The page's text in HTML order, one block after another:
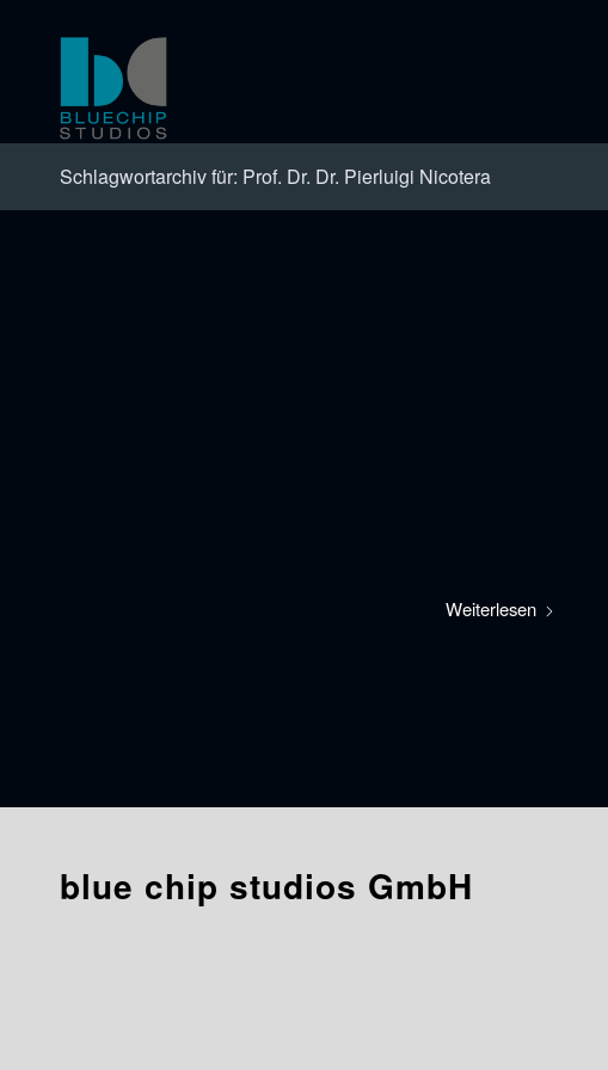
Schlagwortarchiv für: Prof. Dr. Dr. Pierluigi Nicotera
Weiterlesen
blue chip studios GmbH